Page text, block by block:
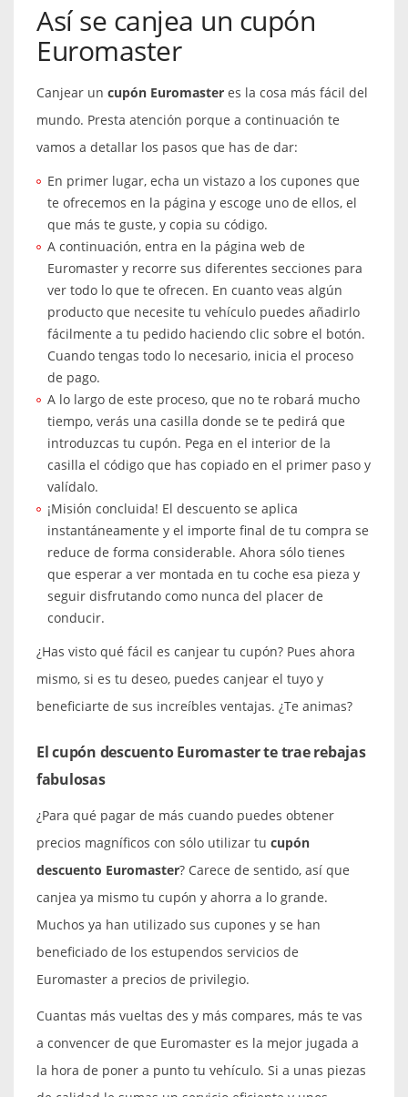
Así se canjea un cupón
Euromaster
Canjear un cupón Euromaster es la cosa más fácil del
mundo. Presta atención porque a continuación te
vamos a detallar los pasos que has de dar:
En primer lugar, echa un vistazo a los cupones que
te ofrecemos en la página y escoge uno de ellos, el
que más te guste, y copia su código.
A continuación, entra en la página web de
Euromaster y recorre sus diferentes secciones para
ver todo lo que te ofrecen. En cuanto veas algún
producto que necesite tu vehículo puedes añadirlo
fácilmente a tu pedido haciendo clic sobre el botón.
Cuando tengas todo lo necesario, inicia el proceso
de pago.
A lo largo de este proceso, que no te robará mucho
tiempo, verás una casilla donde se te pedirá que
introduzcas tu cupón. Pega en el interior de la
casilla el código que has copiado en el primer paso y
valídalo.
¡Misión concluida! El descuento se aplica
instantáneamente y el importe final de tu compra se
reduce de forma considerable. Ahora sólo tienes
que esperar a ver montada en tu coche esa pieza y
seguir disfrutando como nunca del placer de
conducir.
¿Has visto qué fácil es canjear tu cupón? Pues ahora
mismo, si es tu deseo, puedes canjear el tuyo y
beneficiarte de sus increíbles ventajas. ¿Te animas?
El cupón descuento Euromaster te trae rebajas
fabulosas
¿Para qué pagar de más cuando puedes obtener
precios magníficos con sólo utilizar tu cupón
descuento Euromaster? Carece de sentido, así que
canjea ya mismo tu cupón y ahorra a lo grande.
Muchos ya han utilizado sus cupones y se han
beneficiado de los estupendos servicios de
Euromaster a precios de privilegio.
Cuantas más vueltas des y más compares, más te vas
a convencer de que Euromaster es la mejor jugada a
la hora de poner a punto tu vehículo. Si a unas piezas